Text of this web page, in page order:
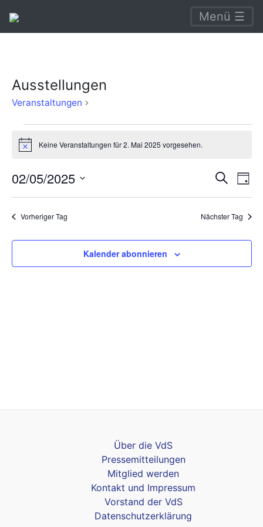
Menü ☰
Ausstellungen
Veranstaltungen
Veranstaltungen
für
2.
Mai
2025
HinweisKeine Veranstaltungen für 2. Mai 2025 vorgesehen.
Suche
und
SucheTag
02/05/2025
Datum
Vorheriger Tag Nächster Tag
Kalender abonnieren
Über die VdS
Pressemitteilungen
Mitglied werden
Kontakt und Impressum
Vorstand der VdS
Datenschutzerklärung